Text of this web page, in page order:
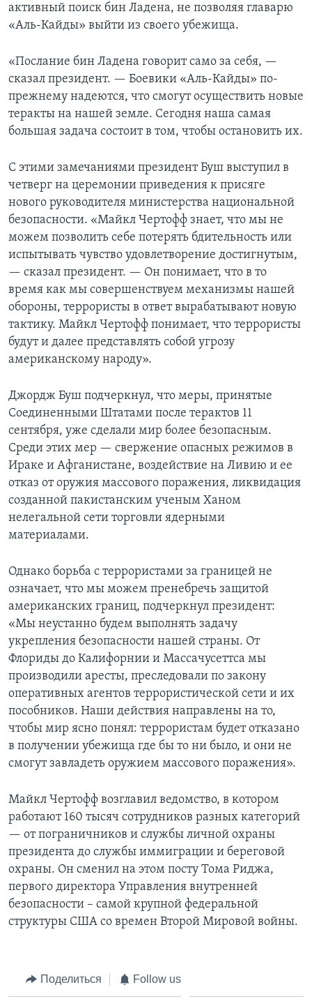
активный поиск бин Ладена, не позволяя главарю
«Аль-Кайды» выйти из своего убежища.
«Послание бин Ладена говорит само за себя, —
сказал президент. — Боевики «Аль-Кайды» по-
прежнему надеются, что смогут осуществить новые
теракты на нашей земле. Сегодня наша самая
большая задача состоит в том, чтобы остановить их.
С этими замечаниями президент Буш выступил в
четверг на церемонии приведения к присяге
нового руководителя министерства национальной
безопасности. «Майкл Чертофф знает, что мы не
можем позволить себе потерять бдительность или
испытывать чувство удовлетворение достигнутым,
— сказал президент. — Он понимает, что в то
время как мы совершенствуем механизмы нашей
обороны, террористы в ответ вырабатывают новую
тактику. Майкл Чертофф понимает, что террористы
будут и далее представлять собой угрозу
американскому народу».
Джордж Буш подчеркнул, что меры, принятые
Соединенными Штатами после терактов 11
сентября, уже сделали мир более безопасным.
Среди этих мер — свержение опасных режимов в
Ираке и Афганистане, воздействие на Ливию и ее
отказ от оружия массового поражения, ликвидация
созданной пакистанским ученым Ханом
нелегальной сети торговли ядерными
материалами.
Однако борьба с террористами за границей не
означает, что мы можем пренебречь защитой
американских границ, подчеркнул президент:
«Мы неустанно будем выполнять задачу
укрепления безопасности нашей страны. От
Флориды до Калифорнии и Массачусеттса мы
производили аресты, преследовали по закону
оперативных агентов террористической сети и их
пособников. Наши действия направлены на то,
чтобы мир ясно понял: террористам будет отказано
в получении убежища где бы то ни было, и они не
смогут завладеть оружием массового поражения».
Майкл Чертофф возглавил ведомство, в котором
работают 160 тысяч сотрудников разных категорий
— от пограничников и службы личной охраны
президента до службы иммиграции и береговой
охраны. Он сменил на этом посту Тома Риджа,
первого директора Управления внутренней
безопасности – самой крупной федеральной
структуры США со времен Второй Мировой войны.
Поделиться Follow us